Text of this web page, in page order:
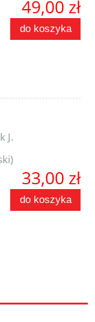
49,00 zł
do koszyka
J.
33,00 zł
do koszyka